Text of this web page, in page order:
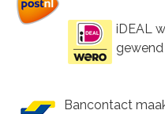
iDEAL
Bancontact